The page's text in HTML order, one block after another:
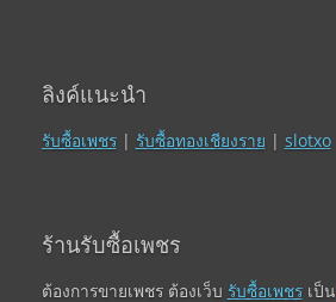
ลิงค์แนะนำ
รับซื้อเพชร| รับซื้อทองเชียงราย | slotxo
ร้านรับซื้อเพชร
ต้องการขายเพชร ต้องเว็บ รับซื้อเพชรเป็น